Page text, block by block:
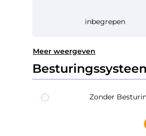
inbegrepen
Meer weergeven
Zonder